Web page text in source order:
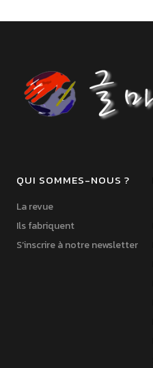
QUI SOMMES-NOUS ?
La revue
Ils fabriquent
S’inscrire à notre newsletter